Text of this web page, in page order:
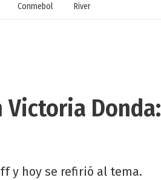
Conmebol River
Victoria Donda:
y hoy se refirió al tema.